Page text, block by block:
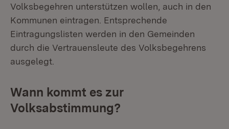
Volksbegehren unterstützen wollen, auch in den
Kommunen eintragen. Entsprechende
Eintragungslisten werden in den Gemeinden
durch die Vertrauensleute des Volksbegehrens
ausgelegt.
Wann kommt es zur
Volksabstimmung?